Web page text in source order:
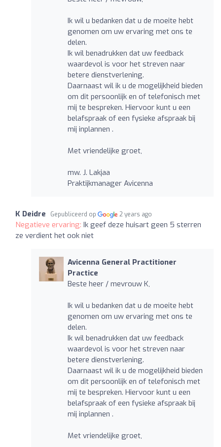
Ik wil u bedanken dat u de moeite hebt
genomen om uw ervaring met ons te
delen.
Ik wil benadrukken dat uw feedback
waardevol is voor het streven naar
betere dienstverlening.
Daarnaast wil ik u de mogelijkheid bieden
om dit persoonlijk en of telefonisch met
mij te bespreken. Hiervoor kunt u een
belafspraak of een fysieke afspraak bij
mij inplannen .
Met vriendelijke groet,
mw. J. Lakjaa
Praktijkmanager Avicenna
K Deidre Gepubliceerd op 2 years ago
Negatieve ervaring: Ik geef deze huisart geen 5 sterren
ze verdient het ook niet
Avicenna General Practitioner
Practice
Beste heer / mevrouw K,
Ik wil u bedanken dat u de moeite hebt
genomen om uw ervaring met ons te
delen.
Ik wil benadrukken dat uw feedback
waardevol is voor het streven naar
betere dienstverlening.
Daarnaast wil ik u de mogelijkheid bieden
om dit persoonlijk en of telefonisch met
mij te bespreken. Hiervoor kunt u een
belafspraak of een fysieke afspraak bij
mij inplannen .
Met vriendelijke groet,